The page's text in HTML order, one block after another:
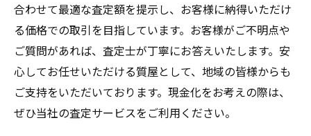
合わせて最適な査定額を提示し、お客様に納得いただけ
る価格での取引を目指しています。お客様がご不明点や
ご質問があれば、査定士が丁寧にお答えいたします。安
心してお任せいただける質屋として、地域の皆様からも
ご支持をいただいております。現金化をお考えの際は、
ぜひ当社の査定サービスをご利用ください。